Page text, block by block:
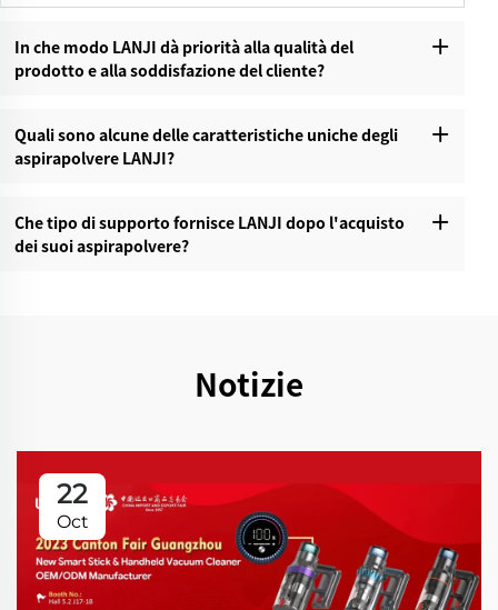
In che modo LANJI dà priorità alla qualità del
prodotto e alla soddisfazione del cliente?
Quali sono alcune delle caratteristiche uniche degli
aspirapolvere LANJI?
Che tipo di supporto fornisce LANJI dopo l'acquisto
dei suoi aspirapolvere?
Notizie
22
Oct